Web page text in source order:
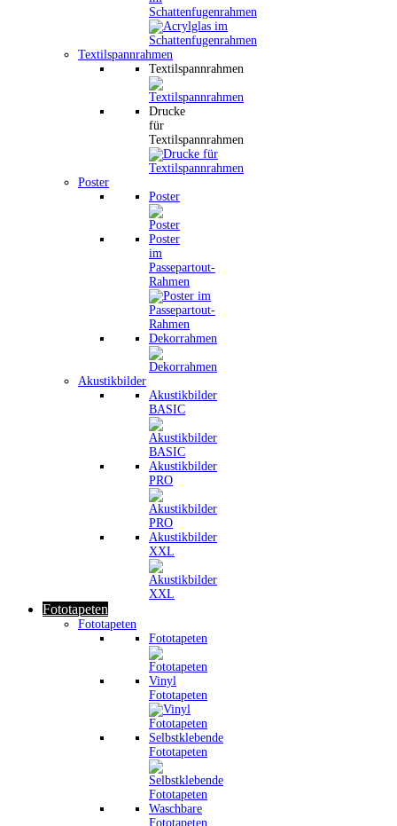
Schattenfugenrahmen
Textilspannrahmen
Textilspannrahmen
Drucke
für
Textilspannrahmen
Poster
Poster
Poster
im
Passepartout-
Rahmen
Dekorrahmen
Akustikbilder
Akustikbilder
BASIC
Akustikbilder
PRO
Akustikbilder
XXL
Fototapeten
Fototapeten
Fototapeten
Vinyl
Fototapeten
Selbstklebende
Fototapeten
Waschbare
Fototapeten